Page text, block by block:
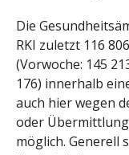
Die
RKI zuletzt 116
(Vorwoche: 145
176) innerhalb
auch hier wegen
oder
möglich. Generell